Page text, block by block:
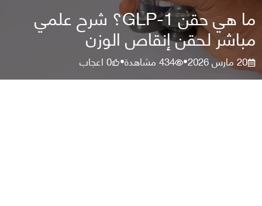
ما هي حقن GLP-1؟ شرح علمي
مباشر لحقن إنقاص الوزن
20 مارس 2026 •
434مشاهدة•
0اعجاب